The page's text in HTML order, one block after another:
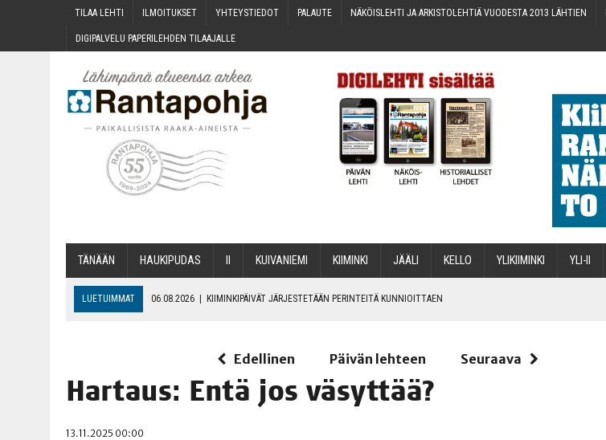
TILAA LEH­TI ILMOI­TUK­SET YHTEYS­TIE­DOT PALAU­TE NÄKÖIS­LEH­TI JA ARKIS­TO­LEH­TIÄ VUO­DES­TA 2013 LÄHTIEN
DIGI­PAL­VE­LU PAPE­RI­LEH­DEN TILAAJALLE
TÄNÄÄN HAU­KI­PU­DAS KUI­VA­NIE­MI KII­MIN­KI JÄÄ­LI KEL­LO YLI­KII­MIN­KI YLI-II
LUETUIMMAT 06.08.2026 | KII­MIN­KI­PÄI­VÄT JÄR­JES­TE­TÄÄN PERIN­TEI­TÄ KUNNIOITTAEN
MAKA­RO­NI­LAA­TI­KOL­LA ARKEEN
06.08.2026 OPIN­TOI­HIN KAN­SA­LAIS­OPIS­TOS­SA VOI SAA­DA AVUSTUSTA
08.08.2026 | MENO­VINK­KE­JÄ LOP­PU­KE­SÄN TAPAHTUMIIN
Edellinen Päivän lehteen Seuraava
Har­taus: Entä jos väsyttää?
13.11.2025 00:00